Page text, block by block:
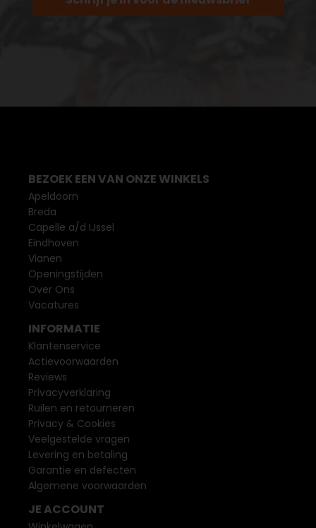
BEZOEK EEN VAN ONZE WINKELS
Apeldoorn
Breda
Capelle a/d IJssel
Eindhoven
Vianen
Openingstijden
Over Ons
Vacatures
INFORMATIE
Klantenservice
Actievoorwaarden
Reviews
Privacyverklaring
Ruilen en retourneren
Privacy & Cookies
Veelgestelde vragen
Levering en betaling
Garantie en defecten
Algemene voorwaarden
JE ACCOUNT